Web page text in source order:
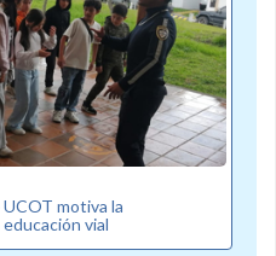
motiva la
vial